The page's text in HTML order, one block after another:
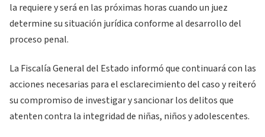
la requiere y será en las próximas horas cuando un juez
determine su situación jurídica conforme al desarrollo del
proceso penal.
La Fiscalía General del Estado informó que continuará con las
acciones necesarias para el esclarecimiento del caso y reiteró
su compromiso de investigar y sancionar los delitos que
atenten contra la integridad de niñas, niños y adolescentes.